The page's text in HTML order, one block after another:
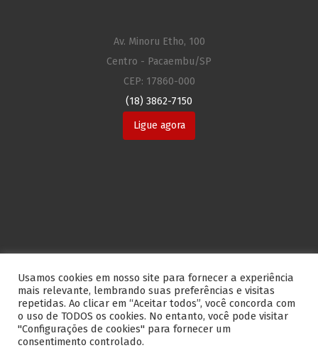
Av. Minoru Etho, 100
Centro - Pacaembu/SP
CEP: 17860-000
(18) 3862-7150
Ligue agora
Usamos cookies em nosso site para fornecer a experiência
mais relevante, lembrando suas preferências e visitas
repetidas. Ao clicar em “Aceitar todos”, você concorda com
o uso de TODOS os cookies. No entanto, você pode visitar
"Configurações de cookies" para fornecer um
consentimento controlado.